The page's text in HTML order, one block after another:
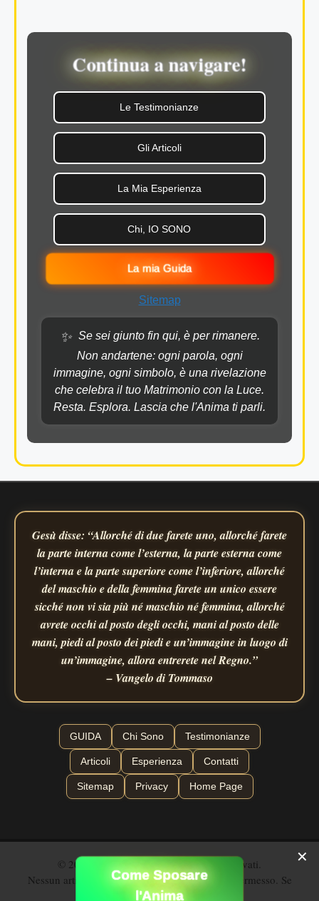
Continua a navigare!
Le Testimonianze
Gli Articoli
La Mia Esperienza
Chi, IO SONO
La mia Guida
Sitemap
✨
Se sei giunto fin qui, è per rimanere.
Non andartene: ogni parola, ogni
immagine, ogni simbolo, è una rivelazione
che celebra il tuo Matrimonio con la Luce.
Resta. Esplora. Lascia che l'Anima ti parli.
Gesù disse: “Allorché di due farete uno, allorché farete
la parte interna come l’esterna, la parte esterna come
l’interna e la parte superiore come l’inferiore, allorché
del maschio e della femmina farete un unico essere
sicché non vi sia più né maschio né femmina, allorché
avrete occhi al posto degli occhi, mani al posto delle
mani, piedi al posto dei piedi e un’immagine in luogo di
un’immagine, allora entrerete nel Regno.”
– Vangelo di Tommaso
GUIDA Chi Sono Testimonianze
Articoli Esperienza Contatti
Sitemap Privacy Home Page
© 2026 - Nozze Alchemiche - Diritti riservati.
Nessun articolo può essere ripubblicato senza permesso. Se
vuoi farlo, contattami.
Come Sposare
l'Anima
✕